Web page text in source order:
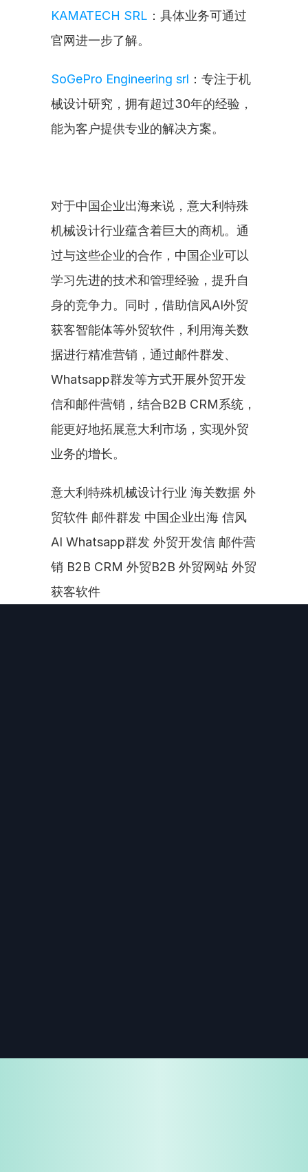
KAMATECH SRL ：具体业务可通过
官网进一步了解。
SoGePro Engineering srl ：专注于机
械设计研究，拥有超过30年的经验，
能为客户提供专业的解决方案。
对于中国企业出海来说，意大利特殊
机械设计行业蕴含着巨大的商机。通
过与这些企业的合作，中国企业可以
学习先进的技术和管理经验，提升自
身的竞争力。同时，借助信风AI外贸
获客智能体等外贸软件，利用海关数
据进行精准营销，通过邮件群发、
Whatsapp群发等方式开展外贸开发
信和邮件营销，结合B2B CRM系统，
能更好地拓展意大利市场，实现外贸
业务的增长。
意大利特殊机械设计行业 海关数据 外
贸软件 邮件群发 中国企业出海 信风
AI Whatsapp群发 外贸开发信 邮件营
销 B2B CRM 外贸B2B 外贸网站 外贸
获客软件